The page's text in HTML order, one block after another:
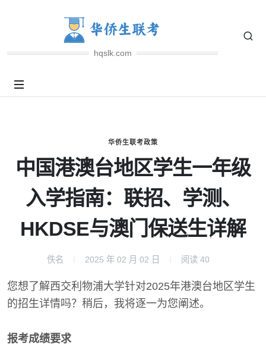
hqslk.com
华侨生联考政策
中国港澳台地区学生一年级
入学指南：联招、学测、
HKDSE与澳门保送生详解
佚名 2025 年 02 月 02 日 阅读 40
您想了解西交利物浦大学针对2025年港澳台地区学生
的招生详情吗？稍后，我将逐一为您阐述。
报考成绩要求